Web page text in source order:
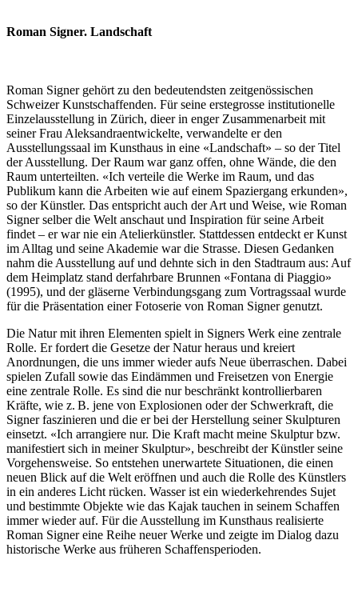
Roman Signer. Landschaft
Roman Signer gehört zu den bedeutendsten zeitgenössischen
Schweizer Kunstschaffenden. Für seine erstegrosse institutionelle
Einzelausstellung in Zürich, dieer in enger Zusammenarbeit mit
seiner Frau Aleksandraentwickelte, verwandelte er den
Ausstellungssaal im Kunsthaus in eine «Landschaft» – so der Titel
der Ausstellung. Der Raum war ganz offen, ohne Wände, die den
Raum unterteilten. «Ich verteile die Werke im Raum, und das
Publikum kann die Arbeiten wie auf einem Spaziergang erkunden»,
so der Künstler. Das entspricht auch der Art und Weise, wie Roman
Signer selber die Welt anschaut und Inspiration für seine Arbeit
findet – er war nie ein Atelierkünstler. Stattdessen entdeckt er Kunst
im Alltag und seine Akademie war die Strasse. Diesen Gedanken
nahm die Ausstellung auf und dehnte sich in den Stadtraum aus: Auf
dem Heimplatz stand derfahrbare Brunnen «Fontana di Piaggio»
(1995), und der gläserne Verbindungsgang zum Vortragssaal wurde
für die Präsentation einer Fotoserie von Roman Signer genutzt.
Die Natur mit ihren Elementen spielt in Signers Werk eine zentrale
Rolle. Er fordert die Gesetze der Natur heraus und kreiert
Anordnungen, die uns immer wieder aufs Neue überraschen. Dabei
spielen Zufall sowie das Eindämmen und Freisetzen von Energie
eine zentrale Rolle. Es sind die nur beschränkt kontrollierbaren
Kräfte, wie z. B. jene von Explosionen oder der Schwerkraft, die
Signer faszinieren und die er bei der Herstellung seiner Skulpturen
einsetzt. «Ich arrangiere nur. Die Kraft macht meine Skulptur bzw.
manifestiert sich in meiner Skulptur», beschreibt der Künstler seine
Vorgehensweise. So entstehen unerwartete Situationen, die einen
neuen Blick auf die Welt eröffnen und auch die Rolle des Künstlers
in ein anderes Licht rücken. Wasser ist ein wiederkehrendes Sujet
und bestimmte Objekte wie das Kajak tauchen in seinem Schaffen
immer wieder auf. Für die Ausstellung im Kunsthaus realisierte
Roman Signer eine Reihe neuer Werke und zeigte im Dialog dazu
historische Werke aus früheren Schaffensperioden.